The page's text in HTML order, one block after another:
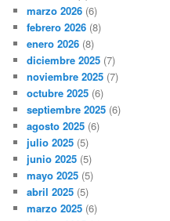
marzo 2026 (6)
febrero 2026 (8)
enero 2026 (8)
diciembre 2025 (7)
noviembre 2025 (7)
octubre 2025 (6)
septiembre 2025 (6)
agosto 2025 (6)
julio 2025 (5)
junio 2025 (5)
mayo 2025 (5)
abril 2025 (5)
marzo 2025 (6)